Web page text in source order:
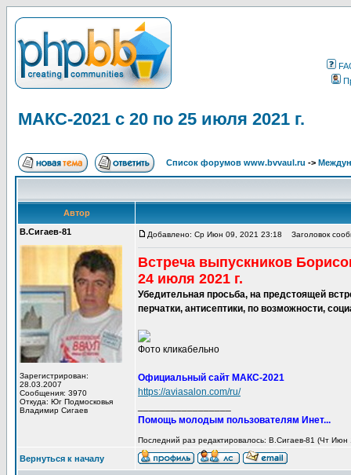
МАКС-2021 с 20 по 25 июля 2021 г.
Список форумов www.bvvaul.ru ->
Автор
В.Сигаев-81
Зарегистрирован:
28.03.2007
Сообщения: 3970
Откуда: Юг Подмосковья
Владимир Сигаев
Добавлено: Ср Июн 09, 2021 23:18 Заголовок
Встреча выпускников
24 июля 2021 г.
Убедительная просьба, на предстоящей
перчатки, антисептики, по возможности,
Фото кликабельно
Официальный сайт МАКС-2021
https://aviasalon.com/ru/
Помощь молодым пользователям Инет...
Последний раз редактировалось: В.Сигаев-81 (Чт Июн
Вернуться к началу